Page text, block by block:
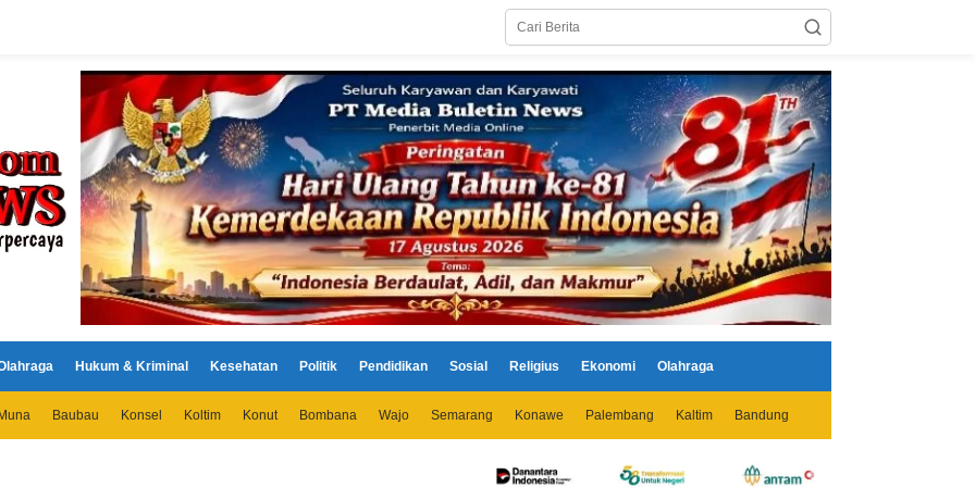
Hukum & Kriminal Kesehatan Politik Pendidikan Sosial Religius Ekonomi Olahraga
Baubau Konsel Koltim Konut Bombana Wajo Semarang Konawe Palembang Kaltim Bandung